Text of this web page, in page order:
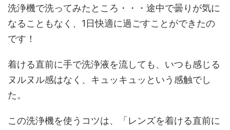
洗浄機で洗ってみたところ・・・途中で曇りが気に
なることもなく、1日快適に過ごすことができたの
です！
着ける直前に手で洗浄液を流しても、いつも感じる
ヌルヌル感はなく、キュッキュッという感触でし
た。
この洗浄機を使うコツは、「レンズを着ける直前に